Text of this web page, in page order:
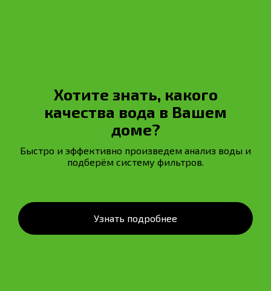
Хотите знать, какого
качества вода в Вашем
доме?
Быстро и эффективно произведем анализ воды и
подберём систему фильтров.
Узнать подробнее